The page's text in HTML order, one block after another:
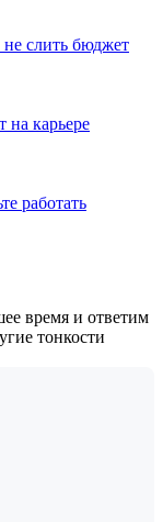
слить бюджет
на карьере
работать
время и ответим
тонкости